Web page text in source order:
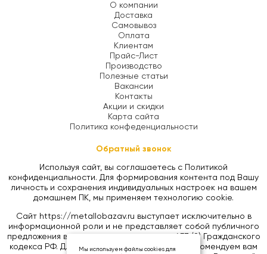
О компании
Доставка
Самовывоз
Оплата
Клиентам
Прайс-Лист
Производство
Полезные статьи
Вакансии
Контакты
Акции и скидки
Карта сайта
Политика конфеденциальности
Обратный звонок
Используя сайт, вы соглашаетесь с Политикой
конфиденциальности. Для формирования контента под Вашу
личность и сохранения индивидуальных настроек на вашем
домашнем ПК, мы применяем технологию cookie.
Сайт https://metallobazav.ru выступает исключительно в
информационной роли и не представляет собой публичного
предложения в соответствии со статьей 437 (2) Гражданского
кодекса РФ. Для уточнения цен на товары, рекомендуем вам
Мы используем файлы cookies для